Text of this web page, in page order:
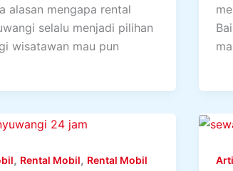
alasan mengapa rental
selalu menjadi pilihan
wisatawan mau pun
, Rental Mobil, Rental Mobil